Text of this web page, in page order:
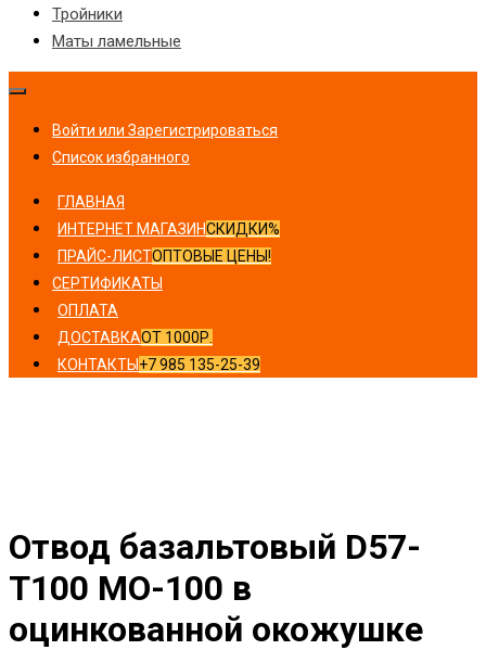
Тройники
Маты ламельные
Войти или Зарегистрироваться
Список избранного
ГЛАВНАЯ
ИНТЕРНЕТ МАГАЗИНСКИДКИ%
ПРАЙС-ЛИСТОПТОВЫЕ ЦЕНЫ!
СЕРТИФИКАТЫ
ОПЛАТА
ДОСТАВКАОТ 1000Р.
КОНТАКТЫ +7 985 135-25-39
Отвод базальтовый D57-
T100 MO-100 в
оцинкованной окожушке